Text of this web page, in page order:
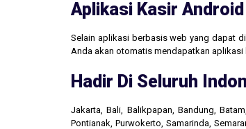
Aplikasi Kasir Android
Selain aplikasi berbasis web yang dapat
Anda akan otomatis mendapatkan
Hadir Di Seluruh
Jakarta, Bali, Balikpapan, Bandung,
Pontianak, Purwokerto, Samarinda,